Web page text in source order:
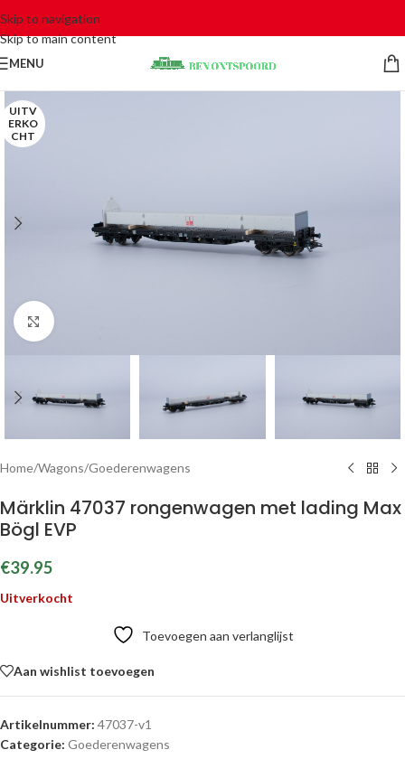
Skip to navigation
Skip to main content
MENU
UITV
ERKO
CHT
Click to enlarge
Home/Wagons/Goederenwagens
Märklin 47037 rongenwagen met lading Max
Bögl EVP
€39.95
Uitverkocht
Toevoegen aan verlanglijst
Aan wishlist toevoegen
Artikelnummer: 47037-v1
Categorie: Goederenwagens